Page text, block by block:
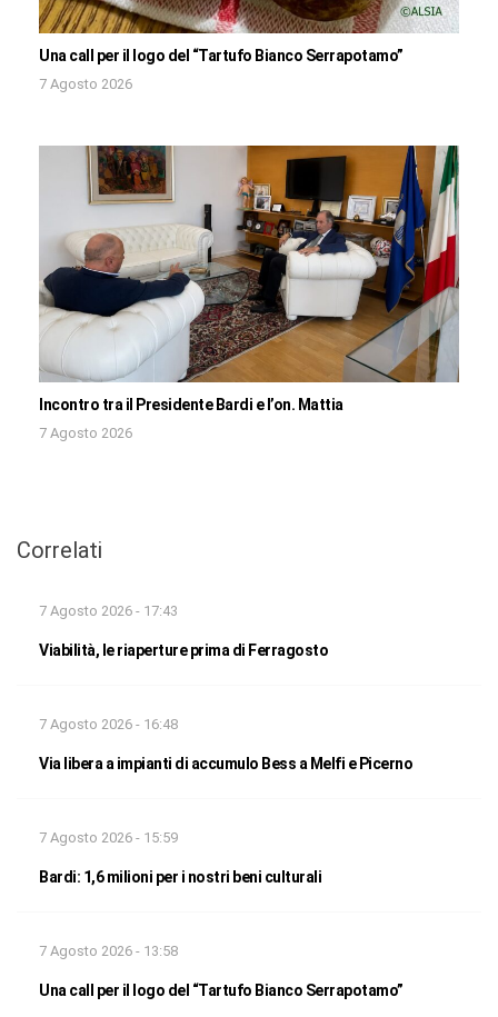
Una call per il logo del “Tartufo Bianco Serrapotamo”
7 Agosto 2026
Incontro tra il Presidente Bardi e l’on. Mattia
7 Agosto 2026
Correlati
7 Agosto 2026 - 17:43
Viabilità, le riaperture prima di Ferragosto
7 Agosto 2026 - 16:48
Via libera a impianti di accumulo Bess a Melfi e Picerno
7 Agosto 2026 - 15:59
Bardi: 1,6 milioni per i nostri beni culturali
7 Agosto 2026 - 13:58
Una call per il logo del “Tartufo Bianco Serrapotamo”